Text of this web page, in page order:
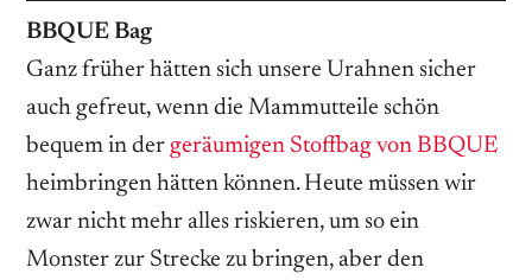
BBQUE Bag
Ganz früher hätten sich unsere Urahnen sicher
auch gefreut, wenn die Mammutteile schön
bequem in der geräumigen Stoffbag von BBQUE
heimbringen hätten können. Heute müssen wir
zwar nicht mehr alles riskieren, um so ein
Monster zur Strecke zu bringen, aber den